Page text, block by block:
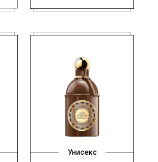
Унисекс